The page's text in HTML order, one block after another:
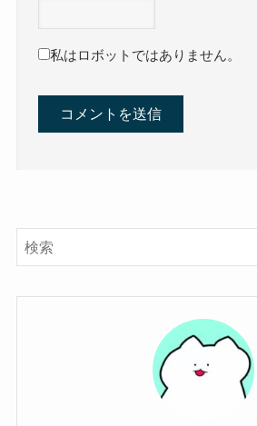
私はロボットではありません。